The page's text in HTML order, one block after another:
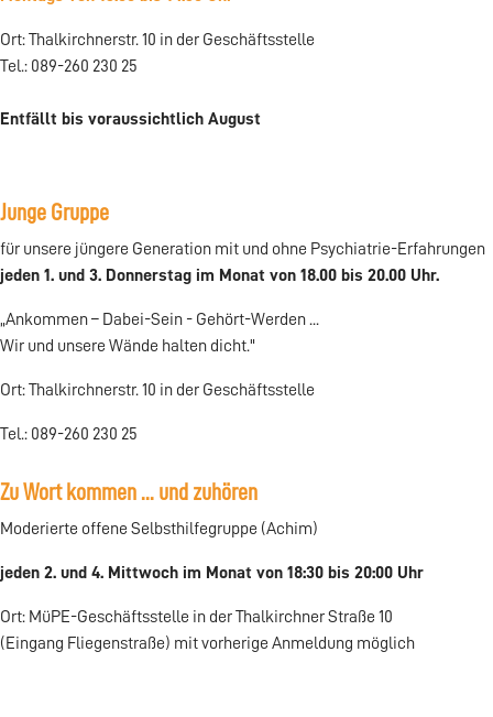
Ort: Thalkirchnerstr. 10 in der Geschäftsstelle
Tel.: 089-260 230 25
Entfällt bis voraussichtlich August
Junge Gruppe
für unsere jüngere Generation mit und ohne Psychiatrie-Erfahrungen
jeden 1. und 3. Donnerstag im Monat von 18.00 bis 20.00 Uhr.
„Ankommen – Dabei-Sein - Gehört-Werden ...
Wir und unsere Wände halten dicht."
Ort: Thalkirchnerstr. 10 in der Geschäftsstelle
Tel.: 089-260 230 25
Zu Wort kommen ... und zuhören
Moderierte offene Selbsthilfegruppe (Achim)
jeden 2. und 4. Mittwoch im Monat von 18:30 bis 20:00 Uhr
Ort: MüPE-Geschäftsstelle in der Thalkirchner Straße 10
(Eingang Fliegenstraße) mit vorherige Anmeldung möglich